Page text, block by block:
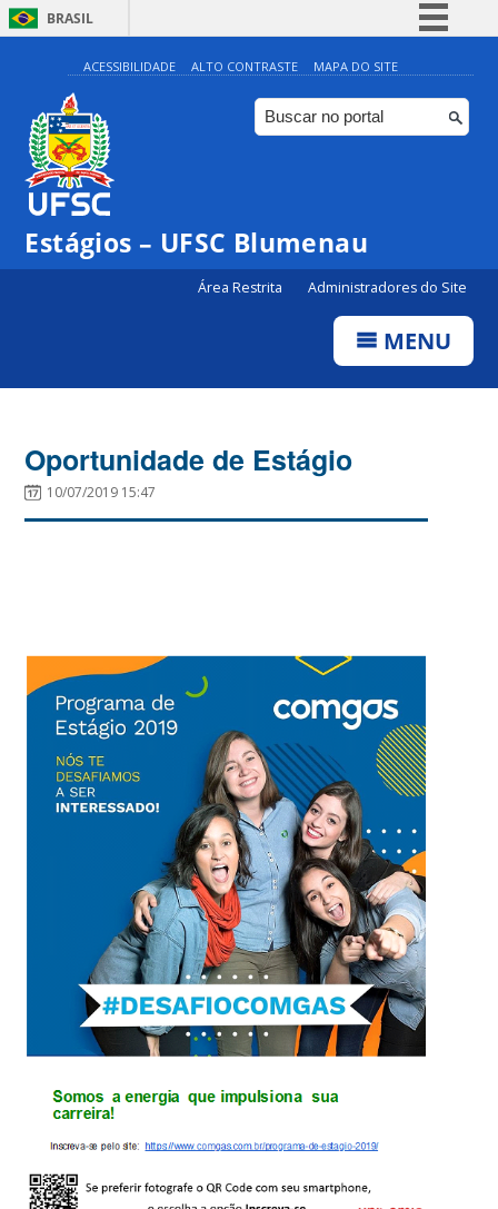
BRASIL
Simplifique!
Comunica BR
Participe
Canais
ACESSIBILIDADE ALTO CONTRASTE MAPA DO SITE
Estágios – UFSC Blumenau
Área Restrita Administradores do Site
MENU
Oportunidade de Estágio
10/07/2019 15:47